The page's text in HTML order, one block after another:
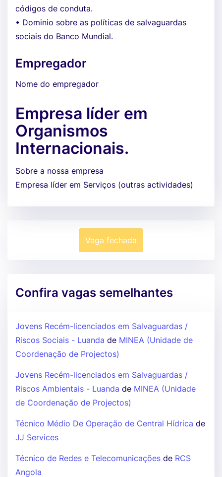
códigos de conduta.
• Dominio sobre as políticas de salvaguardas
sociais do Banco Mundial.
Empregador
Nome do empregador
Empresa líder em
Organismos
Internacionais.
Sobre a nossa empresa
Empresa líder em Serviços (outras actividades)
Vaga fechada
Confira vagas semelhantes
Jovens Recém-licenciados em Salvaguardas /
Riscos Sociais - Luanda de MINEA (Unidade de
Coordenação de Projectos)
Jovens Recém-licenciados em Salvaguardas /
Riscos Ambientais - Luanda de MINEA (Unidade
de Coordenação de Projectos)
Técnico Médio De Operação de Central Hídrica de
JJ Services
Técnico de Redes e Telecomunicações de RCS
Angola